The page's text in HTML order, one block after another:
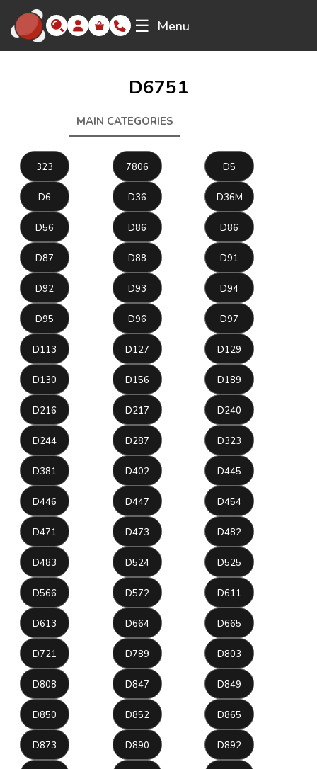
☰ Menu
D6751
MAIN CATEGORIES
323 7806 D5
D6 D36 D36M
D56 D86 D86
D87 D88 D91
D92 D93 D94
D95 D96 D97
D113 D127 D129
D130 D156 D189
D216 D217 D240
D244 D287 D323
D381 D402 D445
D446 D447 D454
D471 D473 D482
D483 D524 D525
D566 D572 D611
D613 D664 D665
D721 D789 D803
D808 D847 D849
D850 D852 D865
D873 D890 D892